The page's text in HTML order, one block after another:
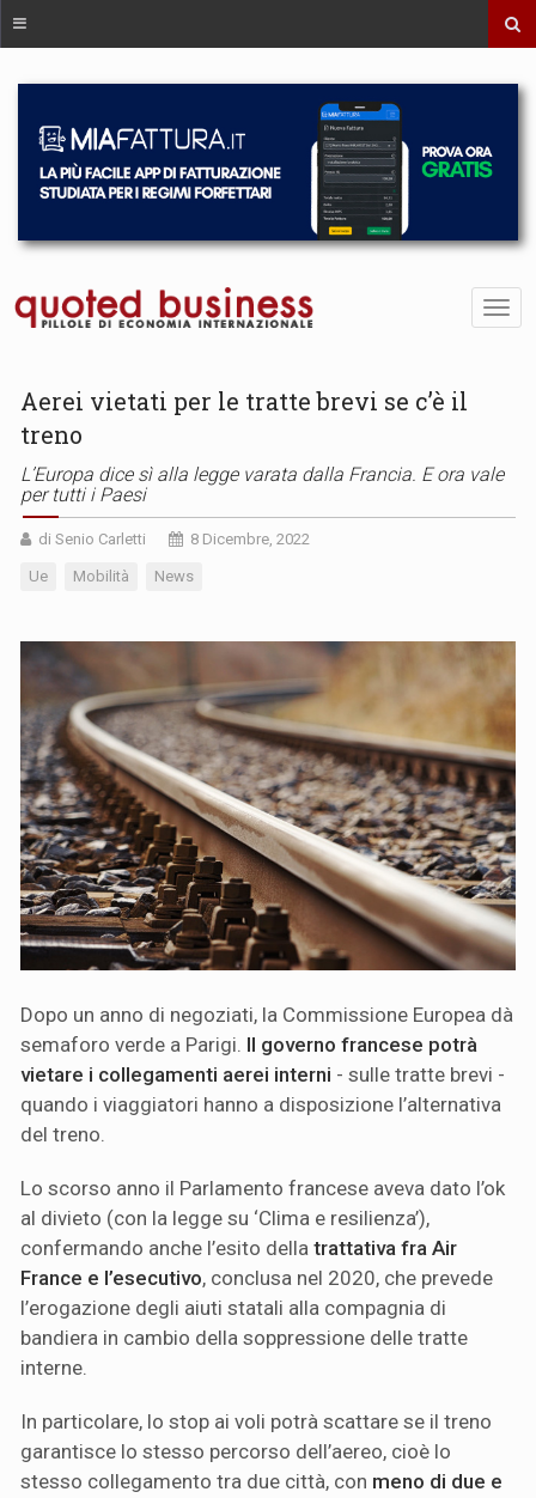
Aerei vietati per le tratte brevi se c’è il
treno
L’Europa dice sì alla legge varata dalla Francia. E ora vale
per tutti i Paesi
di Senio Carletti 8 Dicembre, 2022
Ue Mobilità News
Dopo un anno di negoziati, la Commissione Europea dà
semaforo verde a Parigi. Il governo francese potrà
vietare i collegamenti aerei interni - sulle tratte brevi -
quando i viaggiatori hanno a disposizione l’alternativa
del treno.
Lo scorso anno il Parlamento francese aveva dato l’ok
al divieto (con la legge su ‘Clima e resilienza’),
confermando anche l’esito della trattativa fra Air
France e l’esecutivo, conclusa nel 2020, che prevede
l’erogazione degli aiuti statali alla compagnia di
bandiera in cambio della soppressione delle tratte
interne.
In particolare, lo stop ai voli potrà scattare se il treno
garantisce lo stesso percorso dell’aereo, cioè lo
stesso collegamento tra due città, con meno di due e